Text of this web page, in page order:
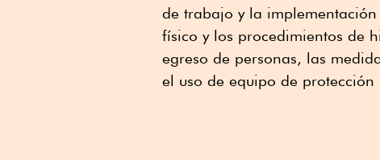
de trabajo y la
físico y los procedimientos de
egreso de personas, las
el uso de equipo de